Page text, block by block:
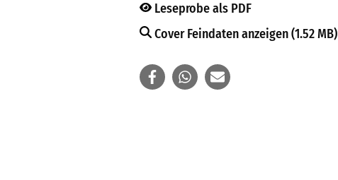
Leseprobe als PDF
Cover Feindaten anzeigen (1.52 MB)